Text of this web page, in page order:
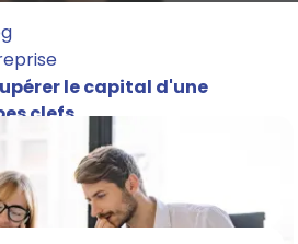
le capital d'une
clefs